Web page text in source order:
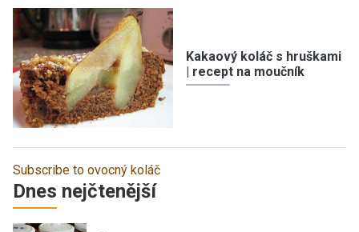
Kakaový koláč s hruškami
| recept na moučník
Subscribe to ovocný koláč
Dnes nejčtenější